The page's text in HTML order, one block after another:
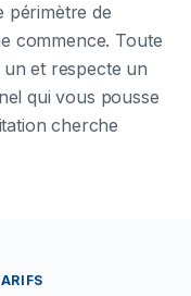
périmètre de
commence. Toute
et respecte un
qui vous pousse
cherche